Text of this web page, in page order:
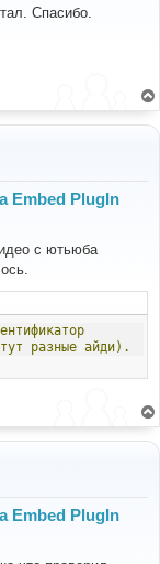
Спасибо.
Embed PlugIn
с ютьюба
разные айди).
Embed PlugIn